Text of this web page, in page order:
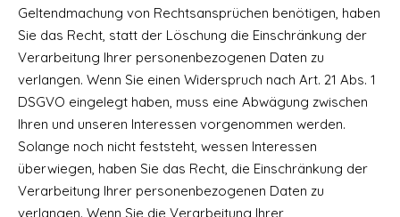
Geltendmachung von Rechtsansprüchen benötigen, haben
Sie das Recht, statt der Löschung die Einschränkung der
Verarbeitung Ihrer personenbezogenen Daten zu
verlangen. Wenn Sie einen Widerspruch nach Art. 21 Abs. 1
DSGVO eingelegt haben, muss eine Abwägung zwischen
Ihren und unseren Interessen vorgenommen werden.
Solange noch nicht feststeht, wessen Interessen
überwiegen, haben Sie das Recht, die Einschränkung der
Verarbeitung Ihrer personenbezogenen Daten zu
verlangen. Wenn Sie die Verarbeitung Ihrer